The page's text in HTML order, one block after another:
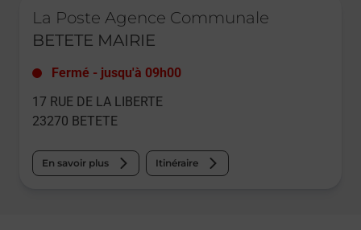
La Poste Agence Communale
BETETE MAIRIE
Fermé - jusqu'à 09h00
17 RUE DE LA LIBERTE
23270 BETETE
En savoir plus Itinéraire